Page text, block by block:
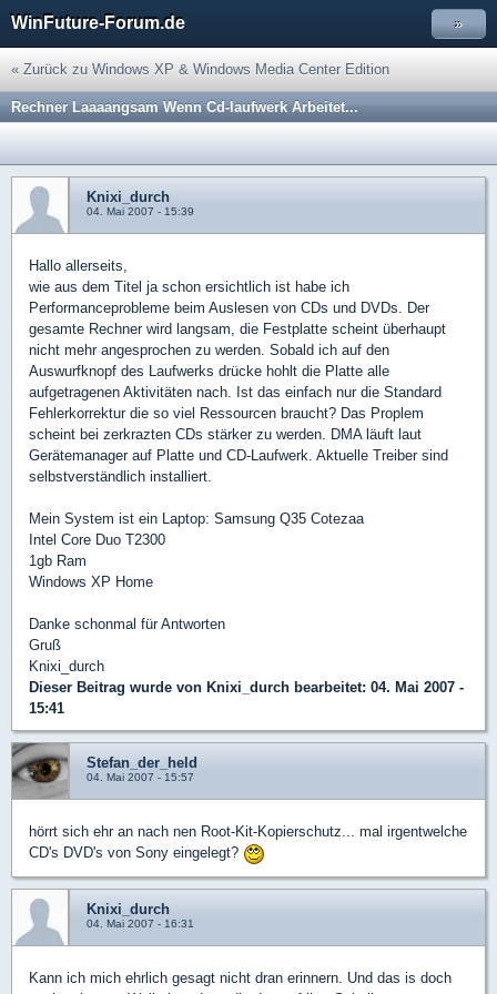
WinFuture-Forum.de »
« Zurück zu Windows XP & Windows Media Center Edition
Rechner Laaaangsam Wenn Cd-laufwerk Arbeitet...
Knixi_durch
04. Mai 2007 - 15:39
Hallo allerseits,
wie aus dem Titel ja schon ersichtlich ist habe ich
Performanceprobleme beim Auslesen von CDs und DVDs. Der
gesamte Rechner wird langsam, die Festplatte scheint überhaupt
nicht mehr angesprochen zu werden. Sobald ich auf den
Auswurfknopf des Laufwerks drücke hohlt die Platte alle
aufgetragenen Aktivitäten nach. Ist das einfach nur die Standard
Fehlerkorrektur die so viel Ressourcen braucht? Das Proplem
scheint bei zerkrazten CDs stärker zu werden. DMA läuft laut
Gerätemanager auf Platte und CD-Laufwerk. Aktuelle Treiber sind
selbstverständlich installiert.
Mein System ist ein Laptop: Samsung Q35 Cotezaa
Intel Core Duo T2300
1gb Ram
Windows XP Home
Danke schonmal für Antworten
Gruß
Knixi_durch
Dieser Beitrag wurde von Knixi_durch bearbeitet: 04. Mai 2007 -
15:41
Stefan_der_held
04. Mai 2007 - 15:57
hörrt sich ehr an nach nen Root-Kit-Kopierschutz... mal irgentwelche
CD's DVD's von Sony eingelegt?
Knixi_durch
04. Mai 2007 - 16:31
Kann ich mich ehrlich gesagt nicht dran erinnern. Und das is doch